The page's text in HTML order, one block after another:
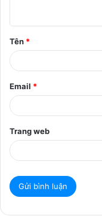
ậ
n
Tên *
Email *
Trang web